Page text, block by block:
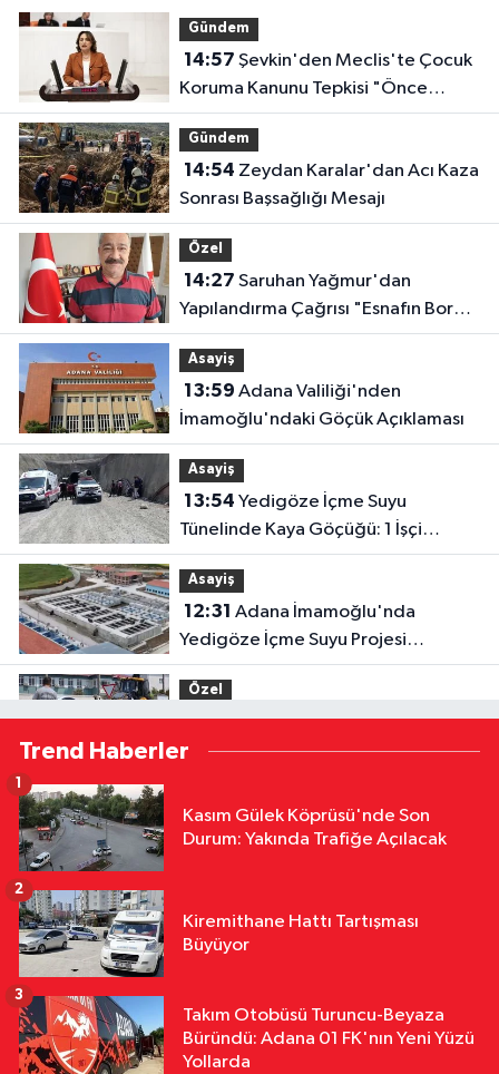
Gündem
14:57
Koruma Kanunu Tepkisi "Önce
Bataklığı Kurutmak Zorundayız"
Gündem
14:54
Sonrası Başsağlığı Mesajı
Özel
14:27
Yapılandırma Çağrısı "Esnafın Borç
Yükü Hafifletilmeli"
Asayiş
13:59
İmamoğlu'ndaki Göçük Açıklaması
Asayiş
13:54
Tünelinde Kaya Göçüğü: 1 İşçi
Hayatını Kaybetti, 1 İşçi Yaralandı
Asayiş
12:31
Yedigöze İçme Suyu Projesi
Şantiyesinde Göçük: İşçileri Toprak
Altında Kaldı!
Özel
12:02Başkan Altıok Çalışmaları
Yerinde İnceledi: Yumurtalık'ta
11:42 Adana'nın Kavurucu
11:37Doç. Dr. Ergül Halisçelik: Kamu
Ekonomi
11:30ATÜ'de "Sunar Gastronomi
Trend Haberler
Kasım Gülek Köprüsü'nde Son
Durum: Yakında Trafiğe Açılacak
1
Kiremithane Hattı Tartışması
Büyüyor
2
Takım Otobüsü Turuncu-Beyaza
Büründü: Adana 01 FK'nın Yeni Yüzü
Yollarda
3